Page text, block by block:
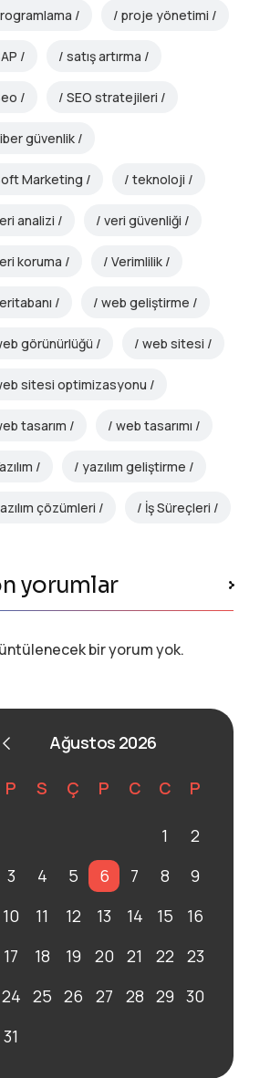
proje yönetimi
satış artırma
SEO stratejileri
güvenlik
Marketing teknoloji
analizi veri güvenliği
koruma Verimlilik
web geliştirme
görünürlüğü web sitesi
sitesi optimizasyonu
tasarım web tasarımı
yazılım geliştirme
çözümleri İş Süreçleri
yorumlar
bir yorum yok.
Ağustos 2026
P S Ç P C C P
1
2
3
4 5 6 7 8
9
10
11 12 13 14 15
16
17
18 19 20 21 22
23
24 25 26 27 28 29 30
31